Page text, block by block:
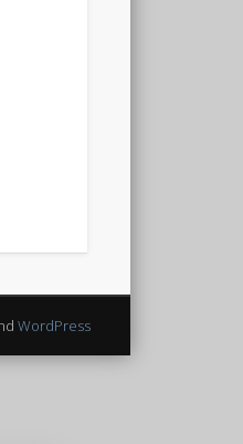
WordPress